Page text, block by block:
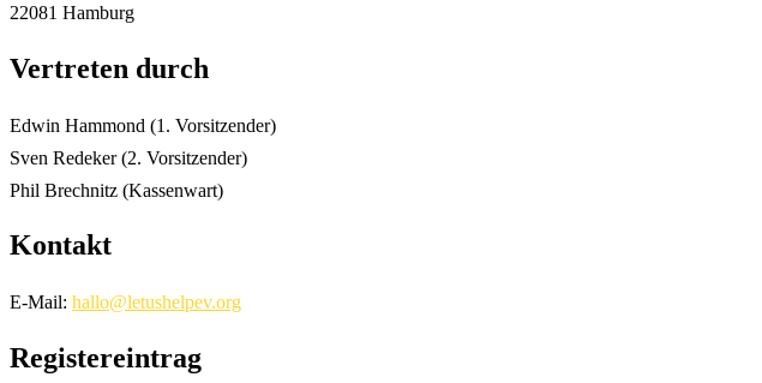
22081 Hamburg
Vertreten durch
Edwin Hammond (1. Vorsitzender)
Sven Redeker (2. Vorsitzender)
Phil Brechnitz (Kassenwart)
Kontakt
E-Mail: hallo@letushelpev.org
Registereintrag